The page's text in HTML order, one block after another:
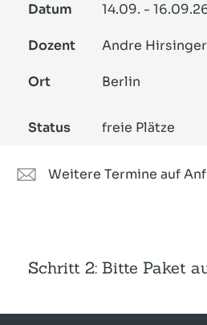
Datum 14.09. -
Dozent Andre Hirsinger
Ort Berlin
Status freie Plätze
Weitere Termine auf
Schritt 2: Bitte Paket